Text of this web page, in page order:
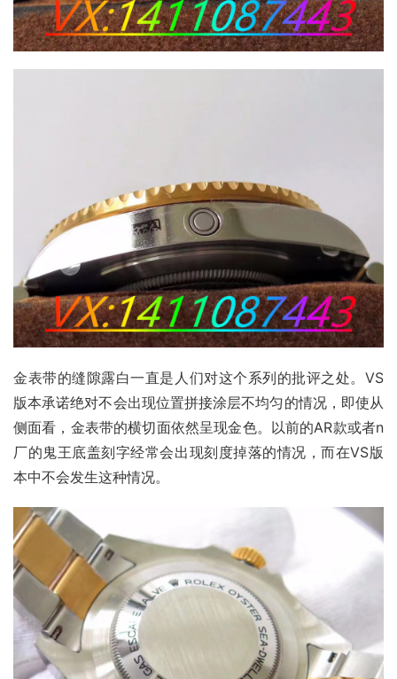
金表带的缝隙露白一直是人们对这个系列的批评之处。VS
版本承诺绝对不会出现位置拼接涂层不均匀的情况，即使从
侧面看，金表带的横切面依然呈现金色。以前的AR款或者n
厂的鬼王底盖刻字经常会出现刻度掉落的情况，而在VS版
本中不会发生这种情况。